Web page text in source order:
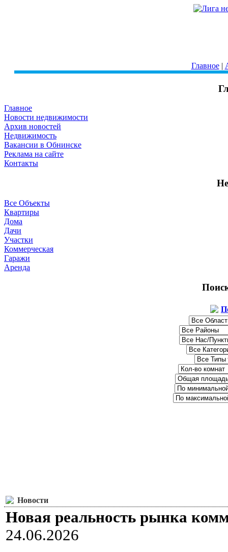
Главное|
Главное
Новости недвижимости
Архив новостей
Недвижимость
Вакансии в Обнинске
Реклама на сайте
Контакты
Все Объекты
Квартиры
Дома
Дачи
Участки
Коммерческая
Гаражи
Аренда
Новости
Новая реальность рынка
24.06.2026